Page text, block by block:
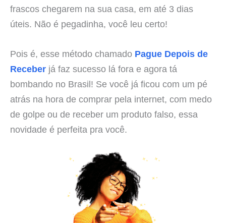
frascos chegarem na sua casa, em até 3 dias
úteis. Não é pegadinha, você leu certo!
Pois é, esse método chamado Pague Depois de
Receber já faz sucesso lá fora e agora tá
bombando no Brasil! Se você já ficou com um pé
atrás na hora de comprar pela internet, com medo
de golpe ou de receber um produto falso, essa
novidade é perfeita pra você.